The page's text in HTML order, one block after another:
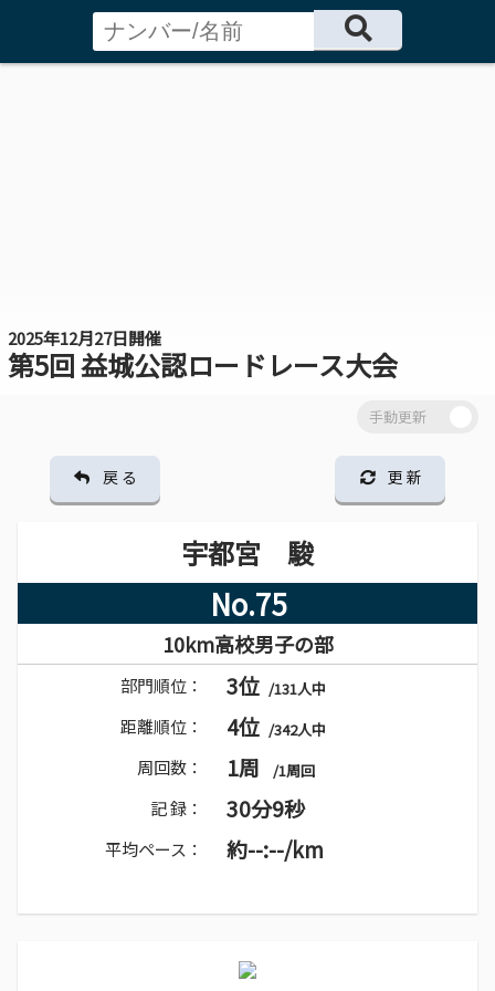
2025年12月27日開催
第5回 益城公認ロードレース大会
戻 る 更 新
宇都宮 駿
No.75
10km高校男子の部
部門順位： 3位 /131人中
距離順位： 4位 /342人中
周回数： 1周 /1周回
記 録： 30分9秒
平均ペース： 約--:--/km